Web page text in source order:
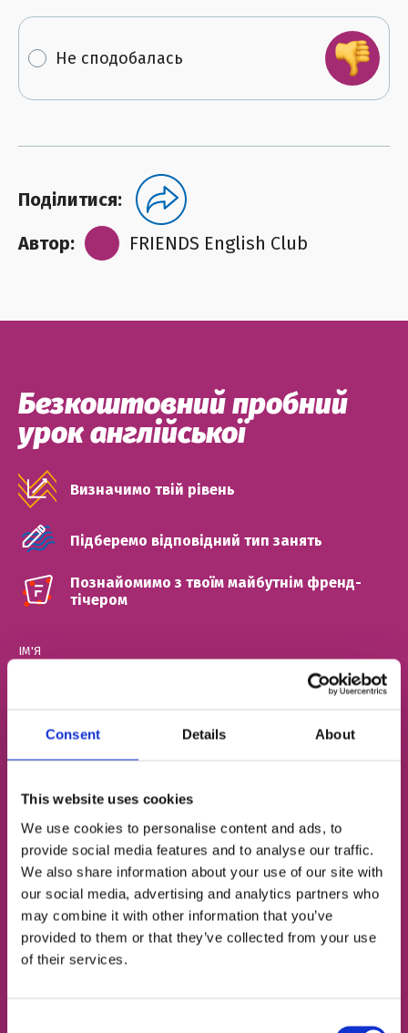
Consent Details About
This website uses cookies
We use cookies to personalise content and ads, to
provide social media features and to analyse our traffic.
We also share information about your use of our site with
our social media, advertising and analytics partners who
may combine it with other information that you’ve
provided to them or that they’ve collected from your use
of their services.
Не сподобалась
Поділитися:
Автор:
FRIENDS English Club
Безкоштовний пробний
урок англійської
Визначимо твій рівень
Підберемо відповідний тип занять
Познайомимо з твоїм майбутнім френд-
тічером
ІМ'Я
НОМЕР ТЕЛЕФОНУ
ЕЛЕКТРОННА ПОШТА
Згоден із політикою конфіденційності
Записатися на урок